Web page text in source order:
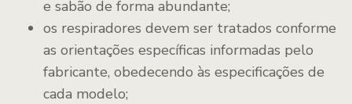
e sabão de forma abundante;
os respiradores devem ser tratados conforme
as orientações específicas informadas pelo
fabricante, obedecendo às especificações de
cada modelo;